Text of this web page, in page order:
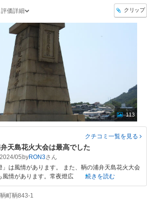
評価詳細 クリップ
113
クチコミ一覧を見る
天島花火大会は最高でした
05 byRON3
は風情があります。 また、鞆の浦弁天島花火大会
風情があります。常夜燈広
続きを読む
町鞆843-1